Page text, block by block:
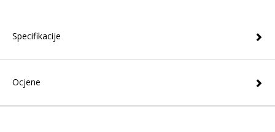
Specifikacije
Ocjene